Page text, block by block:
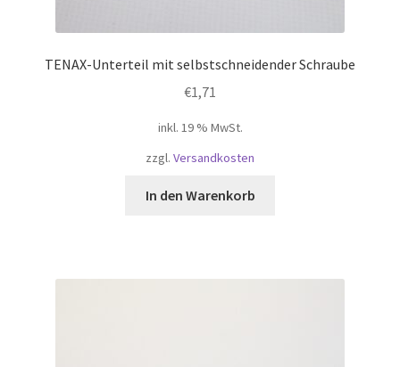
TENAX-Unterteil mit selbstschneidender Schraube
€1,71
inkl. 19 % MwSt.
zzgl. Versandkosten
In den Warenkorb